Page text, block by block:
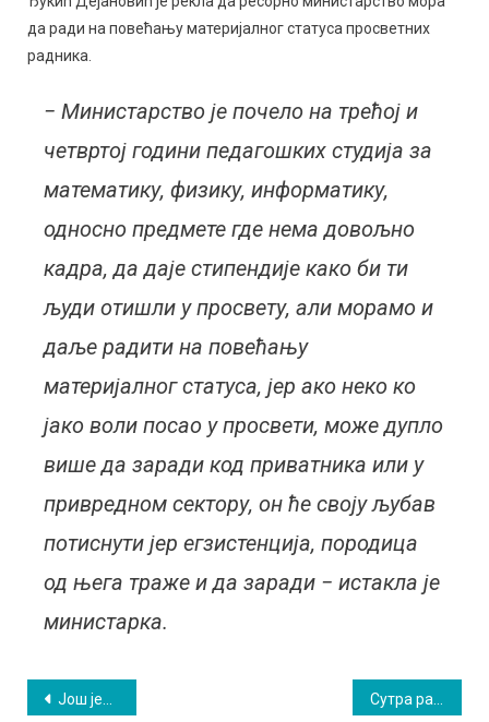
да ради на повећању материјалног статуса просветних
радника.
− Министарство је почело на трећој и
четвртој години педагошких студија за
математику, физику, информатику,
односно предмете где нема довољно
кадра, да даје стипендије како би ти
људи отишли у просвету, али морамо и
даље радити на повећању
материјалног статуса, јер ако неко ко
јако воли посао у просвети, може дупло
више да заради код приватника или у
привредном сектору, он ће своју љубав
потиснути јер егзистенција, породица
од њега траже и да заради − истакла је
министарка.
Кретање
Jош једна победа КМФ „Озрен 2018” из Сокобање